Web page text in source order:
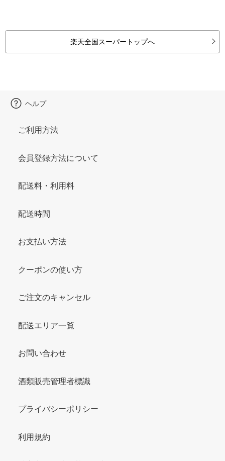
楽天全国スーパートップへ
ヘルプ
ご利用方法
会員登録方法について
配送料・利用料
配送時間
お支払い方法
クーポンの使い方
ご注文のキャンセル
配送エリア一覧
お問い合わせ
酒類販売管理者標識
プライバシーポリシー
利用規約